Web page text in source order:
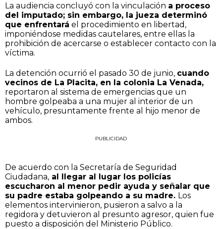
La audiencia concluyó con la vinculación a proceso
del imputado; sin embargo, la jueza determinó
que enfrentará el procedimiento en libertad,
imponiéndose medidas cautelares, entre ellas la
prohibición de acercarse o establecer contacto con la
víctima.
La detención ocurrió el pasado 30 de junio, cuando
vecinos de La Placita, en la colonia La Venada,
reportaron al sistema de emergencias que un
hombre golpeaba a una mujer al interior de un
vehículo, presuntamente frente al hijo menor de
ambos.
PUBLICIDAD
De acuerdo con la Secretaría de Seguridad
Ciudadana, al llegar al lugar los policías
escucharon al menor pedir ayuda y señalar que
su padre estaba golpeando a su madre. Los
elementos intervinieron, pusieron a salvo a la
regidora y detuvieron al presunto agresor, quien fue
puesto a disposición del Ministerio Público.